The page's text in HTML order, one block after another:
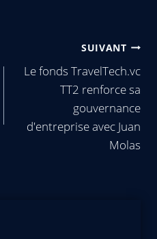
SUIVANT
Le fonds TravelTech.vc
TT2 renforce sa
gouvernance
d'entreprise avec Juan
Molas